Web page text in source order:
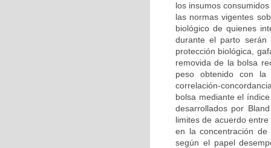
los insumos
las normas vigentes
biológico de quienes
durante el parto serán
protección biológica,
removida de la bolsa
peso obtenido con la
correlación-
bolsa mediante el
desarrollados por
limites de acuerdo
en la concentración
según el papel